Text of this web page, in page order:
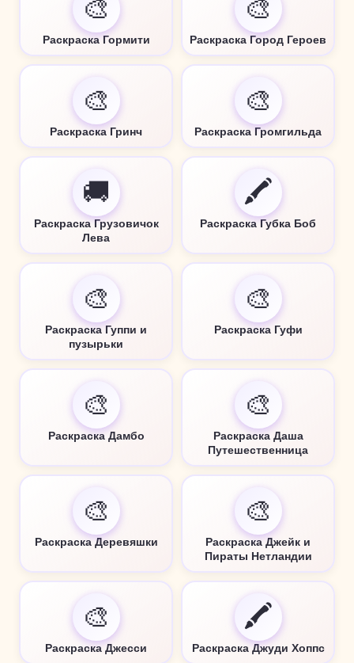
🎨
Раскраска Гормити
🎨
Раскраска Город Героев
🎨
Раскраска Гринч
🎨
Раскраска Громгильда
🚚
Раскраска Грузовичок
Лева
🖍️
Раскраска Губка Боб
🎨
Раскраска Гуппи и
пузырьки
🎨
Раскраска Гуфи
🎨
Раскраска Дамбо
🎨
Раскраска Даша
Путешественница
🎨
Раскраска Деревяшки
🎨
Раскраска Джейк и
Пираты Нетландии
🎨
Раскраска Джесси
🖍️
Раскраска Джуди Хоппс